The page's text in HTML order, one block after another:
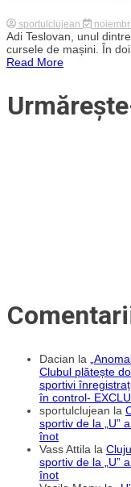
sportulclujean
Adi Teslovan, unul
cursele de mașini. În
Read More
Dacian la
Clubul plătește
sportivi
în control-
sportulclujean la
sportiv de la „U”
înot
Vass Attila la
sportiv de la „U”
înot